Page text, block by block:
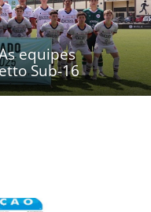
equipes
Sub-16